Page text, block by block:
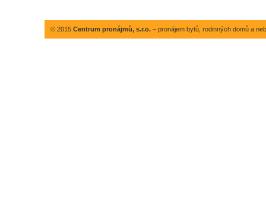
© 2015 Centrum pronájmů, s.r.o.– pronájem bytů, rodinných domů a